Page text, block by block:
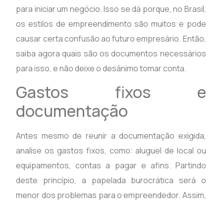
para iniciar um negócio. Isso se dá porque, no Brasil,
os estilos de empreendimento são muitos e pode
causar certa confusão ao futuro empresário. Então,
saiba agora quais são os documentos necessários
para isso, e não deixe o desânimo tomar conta.
Gastos fixos e
documentação
Antes mesmo de reunir a documentação exigida,
analise os gastos fixos, como: aluguel de local ou
equipamentos, contas a pagar e afins. Partindo
deste princípio, a papelada burocrática será o
menor dos problemas para o empreendedor. Assim,